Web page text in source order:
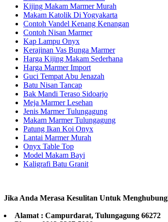
Kijing Makam Marmer Murah
Makam Katolik Di Yogyakarta
Contoh Vandel Kenang Kenangan
Contoh Nisan Marmer
Kap Lampu Onyx
Kerajinan Vas Bunga Marmer
Harga Kijing Makam Sederhana
Harga Marmer Import
Guci Tempat Abu Jenazah
Batu Nisan Tancap
Bak Mandi Teraso Sidoarjo
Meja Marmer Lesehan
Jenis Marmer Tulungagung
Makam Marmer Tulungagung
Patung Ikan Koi Onyx
Lantai Marmer Murah
Onyx Table Top
Model Makam Bayi
Kaligrafi Batu Granit
Jika Anda Merasa Kesulitan Untuk
Alamat : Campurdarat, Tulungagung 66272